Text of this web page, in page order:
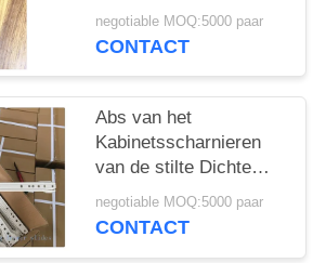
van Ladetoebehoren
negotiable MOQ:5000 paar
CONTACT
Abs van het
Kabinetsscharnieren
van de stilte Dichte
Badkamers het
Ontwerp Hoge
negotiable MOQ:5000 paar
CONTACT